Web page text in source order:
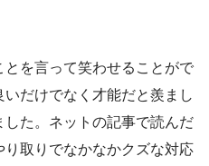
とを言って笑わせることがで
だけでなく才能だと羨まし
した。ネットの記事で読んだ
取りでなかなかクズな対応